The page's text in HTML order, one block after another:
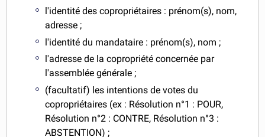
l'identité des copropriétaires : prénom(s), nom,
adresse ;
l'identité du mandataire : prénom(s), nom ;
l'adresse de la copropriété concernée par
l'assemblée générale ;
(facultatif) les intentions de votes du
copropriétaires (ex : Résolution n°1 : POUR,
Résolution n°2 : CONTRE, Résolution n°3 :
ABSTENTION) ;